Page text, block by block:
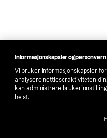
Informasjonskapsler og personvern
Vi bruker informasjonskapsler
analysere nettleseraktiviteten
kan administrere
helst.